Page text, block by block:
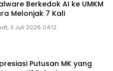
Berkedok AI ke UMKM
Melonjak 7 Kali
3 Juli 2026 04:12
Putusan MK yang